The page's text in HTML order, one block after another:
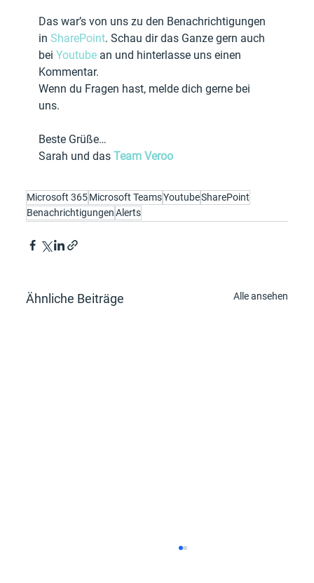
Das war’s von uns zu den Benachrichtigungen
in SharePoint. Schau dir das Ganze gern auch
bei Youtube an und hinterlasse uns einen
Kommentar.
Wenn du Fragen hast, melde dich gerne bei
uns.
Beste Grüße…
Sarah und das Team Veroo
Microsoft 365Microsoft TeamsYoutubeSharePoint
Benachrichtigungen Alerts
Ähnliche Beiträge Alle ansehen